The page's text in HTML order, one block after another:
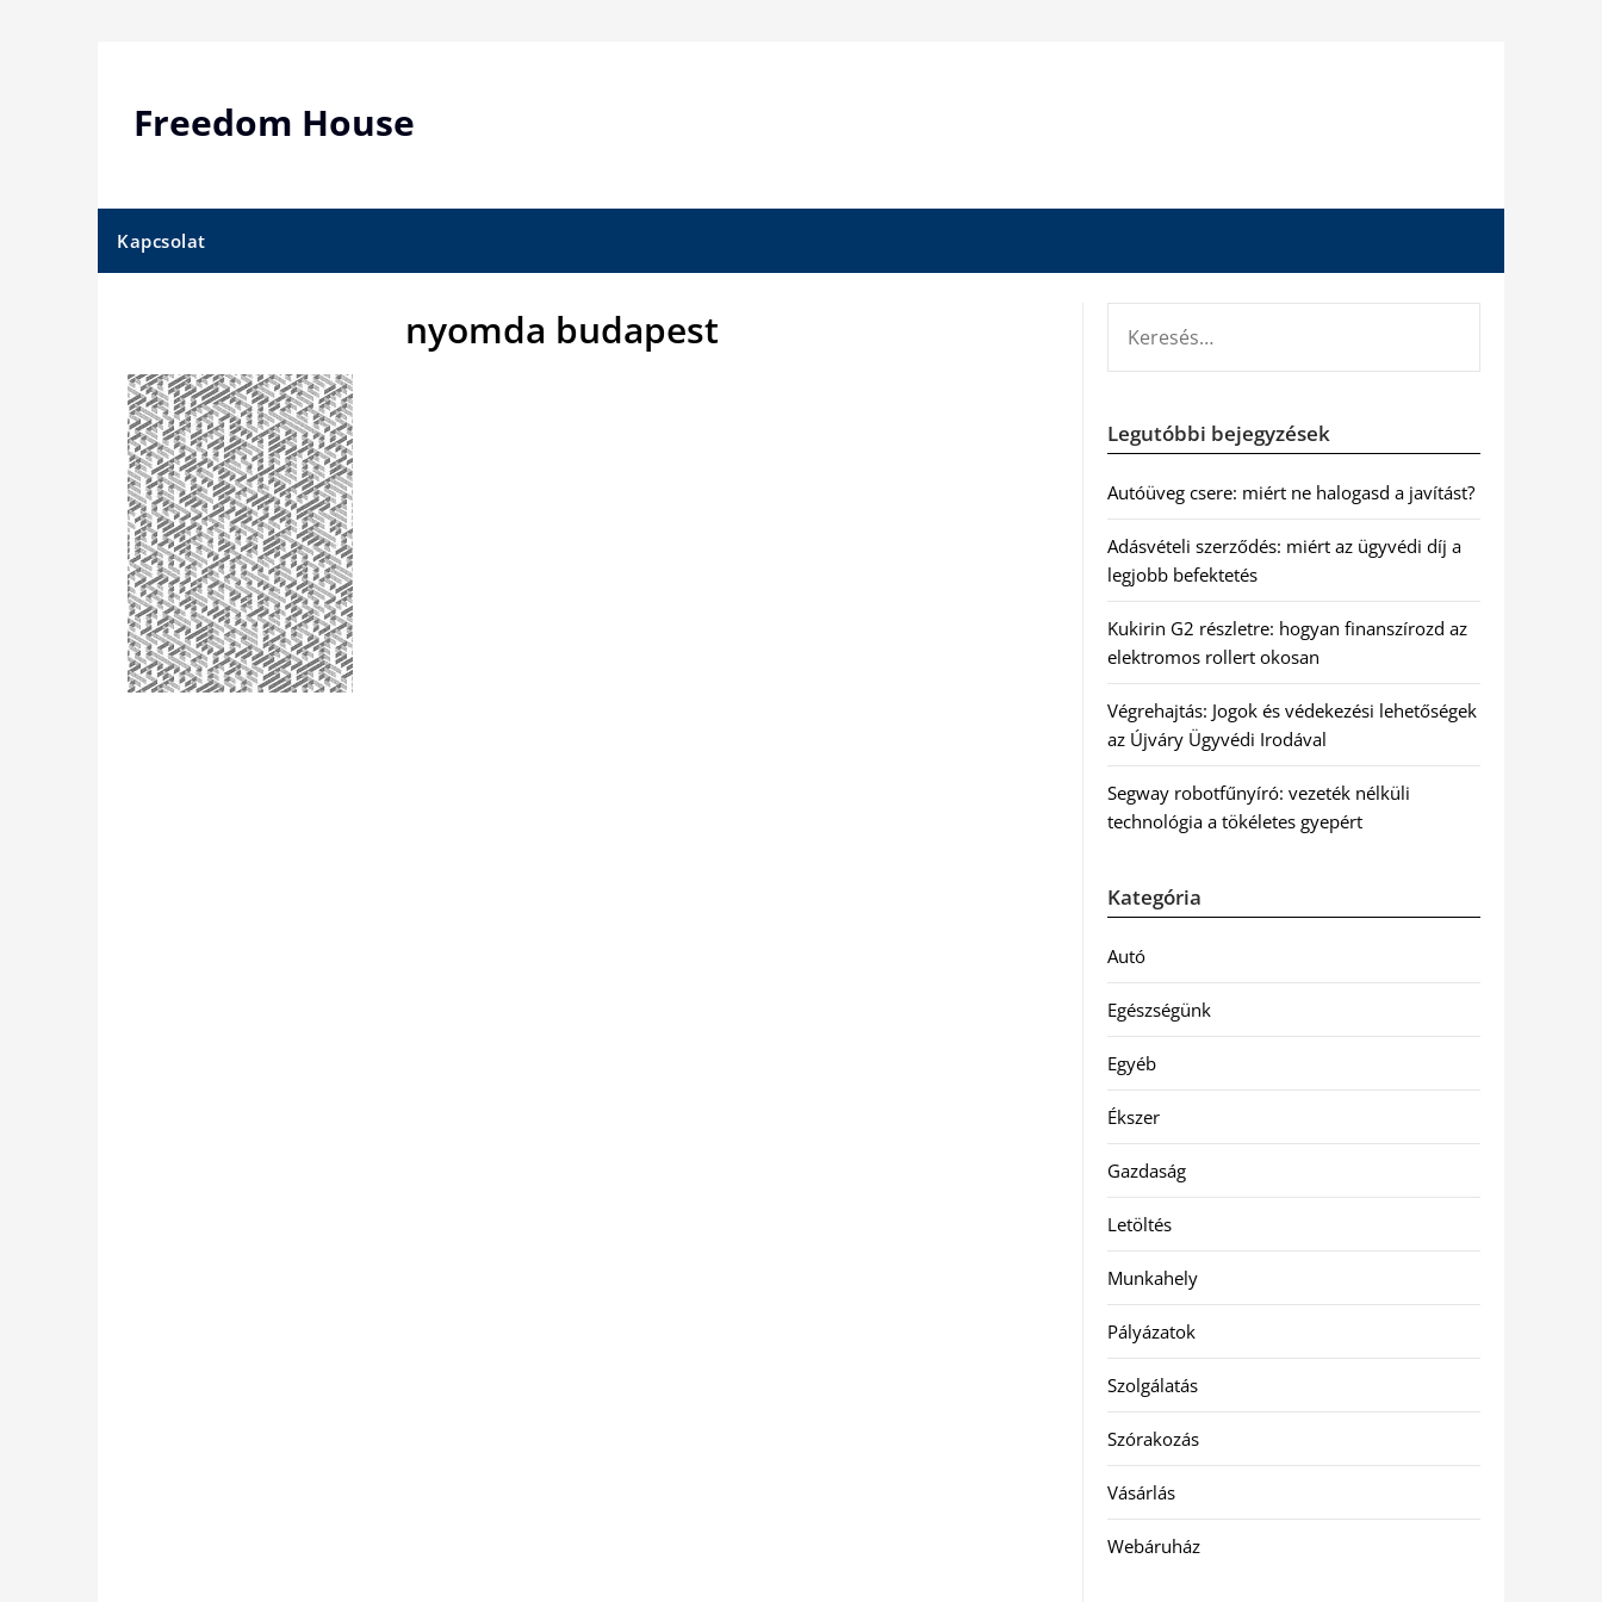
Freedom House
Kapcsolat
nyomda budapest
Legutóbbi bejegyzések
Autóüveg csere: miért ne halogasd a javítást?
Adásvételi szerződés: miért az ügyvédi díj a
legjobb befektetés
Kukirin G2 részletre: hogyan finanszírozd az
elektromos rollert okosan
Végrehajtás: Jogok és védekezési lehetőségek
az Újváry Ügyvédi Irodával
Segway robotfűnyíró: vezeték nélküli
technológia a tökéletes gyepért
Kategória
Autó
Egészségünk
Egyéb
Ékszer
Gazdaság
Letöltés
Munkahely
Pályázatok
Szolgálatás
Szórakozás
Vásárlás
Webáruház